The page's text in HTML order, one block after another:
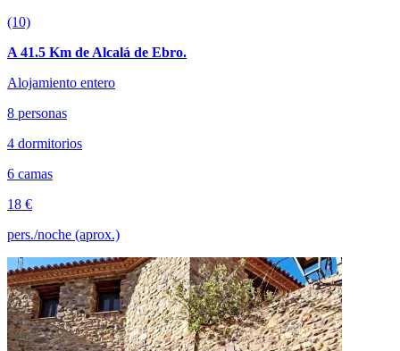
(10)
A 41.5 Km de Alcalá de Ebro.
Alojamiento entero
8 personas
4 dormitorios
6 camas
18 €
pers./noche (aprox.)